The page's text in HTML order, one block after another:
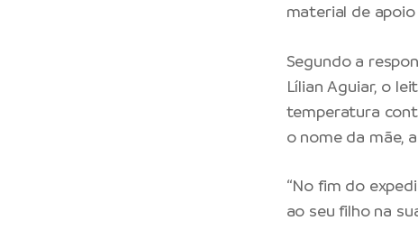
material de
Segundo a
Lílian Aguiar, o
temperatura
o nome da mãe,
“No fim do
ao seu filho na